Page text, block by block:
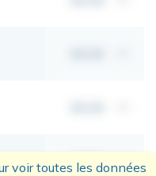
00,00
voir toutes les données